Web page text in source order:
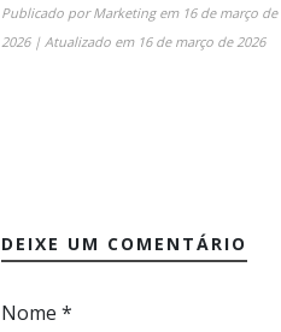
Publicado porMarketingem 16 de março de
2026| Atualizado em 16 de março de 2026
DEIXE UM COMENTÁRIO
Nome *